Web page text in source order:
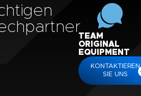
TEAM
ORIGINAL
EQUIPMENT
KONTAKTIEREN
SIE UNS